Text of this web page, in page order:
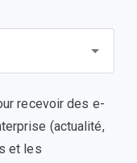
recevoir des e-
(actualité,
et les